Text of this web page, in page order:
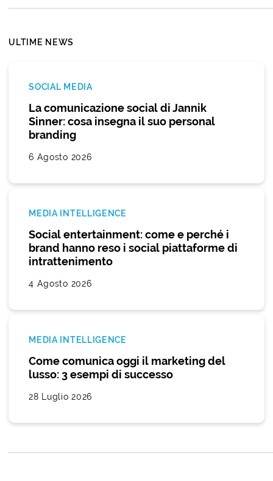
ULTIME NEWS
SOCIAL MEDIA
La comunicazione social di Jannik
Sinner: cosa insegna il suo personal
branding
6 Agosto 2026
MEDIA INTELLIGENCE
Social entertainment: come e perché i
brand hanno reso i social piattaforme di
intrattenimento
4 Agosto 2026
MEDIA INTELLIGENCE
Come comunica oggi il marketing del
lusso: 3 esempi di successo
28 Luglio 2026